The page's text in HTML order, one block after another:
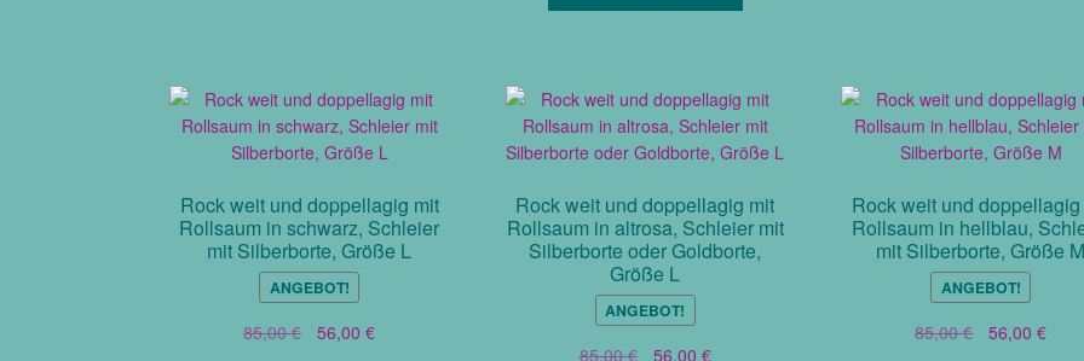
Rock weit und doppellagig mit
Rollsaum in schwarz, Schleier
mit Silberborte, Größe L
ANGEBOT!
85,00€
Ursprünglicher
56,00 €Aktueller
Rock weit und doppellagig mit
Rollsaum in altrosa, Schleier mit
Silberborte oder Goldborte,
Größe L
ANGEBOT!
85,00€ Ursprünglicher
56,00 €Aktueller
Rock weit und
Rollsaum in hellblau,
mit Silberborte, Größe M
ANGEBOT!
85,00€
Ursprünglicher
56,00€